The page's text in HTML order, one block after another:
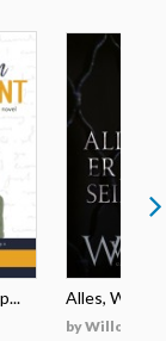
Alles, Was Er
by Willow